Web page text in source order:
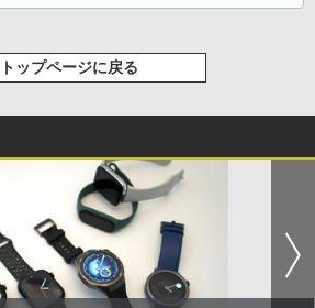
トップページに戻る